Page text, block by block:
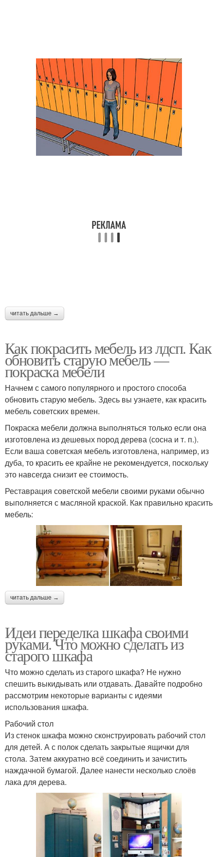
читать дальше →
Как покрасить мебель из лдсп. Как
обновить старую мебель —
покраска мебели
Начнем с самого популярного и простого способа
обновить старую мебель. Здесь вы узнаете, как красить
мебель советских времен.
Покраска мебели должна выполняться только если она
изготовлена из дешевых пород дерева (сосна и т. п.).
Если ваша советская мебель изготовлена, например, из
дуба, то красить ее крайне не рекомендуется, поскольку
это навсегда снизит ее стоимость.
Реставрация советской мебели своими руками обычно
выполняется с масляной краской. Как правильно красить
мебель:
читать дальше →
Идеи переделка шкафа своими
руками. Что можно сделать из
старого шкафа
Что можно сделать из старого шкафа? Не нужно
спешить выкидывать или отдавать. Давайте подробно
рассмотрим некоторые варианты с идеями
использования шкафа.
Рабочий стол
Из стенок шкафа можно сконструировать рабочий стол
для детей. А с полок сделать закрытые ящички для
стола. Затем аккуратно всё соединить и зачистить
наждачной бумагой. Далее нанести несколько слоёв
лака для дерева.